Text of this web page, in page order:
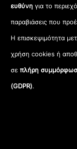
ευθύνη για το
παραβιάσεις που
Η επισκεψιμότητα
χρήση cookies ή
σεπλήρη
(GDPR).